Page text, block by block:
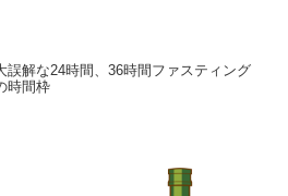
誤解な24時間、36時間ファスティング
時間枠